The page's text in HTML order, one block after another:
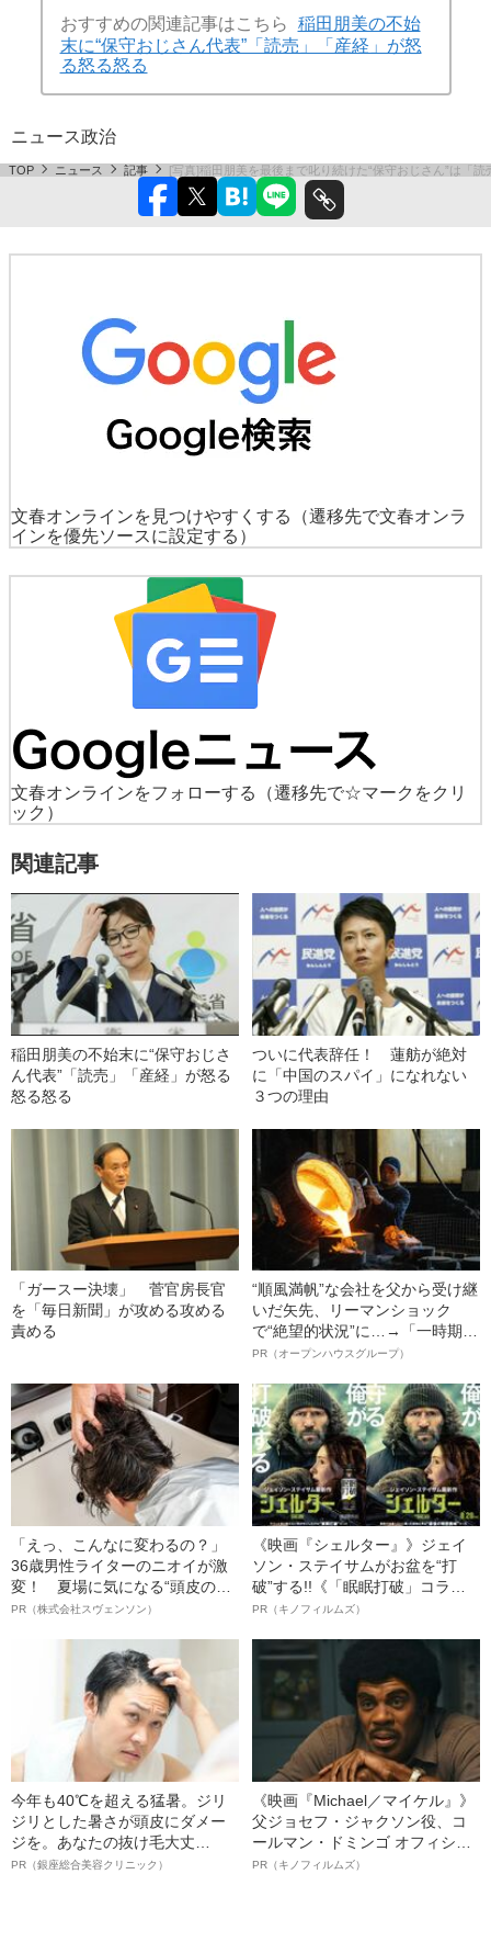
おすすめの関連記事はこちら
稲田朋美の不始
末に“保守おじさん代表”「読売」「産経」が怒
る怒る怒る
ニュース政治
TOP ニュース 記事 [写真]稲田朋美を最後まで叱り続けた“保守おじさん”は「
文春オンラインを見つけやすくする
（遷移先で文春オンラ
インを優先ソースに設定する）
文春オンラインをフォローする
（遷移先で☆マークをクリ
ック）
関連記事
稲田朋美の不始末に“保守おじさ
ん代表”「読売」「産経」が怒る
怒る怒る
ついに代表辞任！ 蓮舫が絶対
に「中国のスパイ」になれない
３つの理由
「ガースー決壊」 菅官房長官
を「毎日新聞」が攻める攻める
責める
“順風満帆”な会社を父から受け継
いだ矢先、リーマンショック
で“絶望的状況”に…→「一時期は
納品3年待ち」のヒット商品を生
明かす、“逆転の戦術”
PR（オープンハウスグループ）
「えっ、こんなに変わるの？」
36歳男性ライターのニオイが激
変！ 夏場に気になる“頭皮のニ
オイ”や“ベタつき”を解消す
ト”が生み出した徹底ケアとは
PR（株式会社スヴェンソン）
《映画『シェルター』》ジェイ
ソン・ステイサムがお盆を“打
破”する!!《「眠眠打破」コラ
ボ》
PR（キノフィルムズ）
今年も40℃を超える猛暑。ジリ
ジリとした暑さが頭皮にダメー
ジを。あなたの抜け毛大丈
夫！？
PR（銀座総合美容クリニック）
《映画『Michael／マイケル』》
父ジョセフ・ジャクソン役、コ
ールマン・ドミンゴ オフィシャ
ルインタビュー“観客を魅了した
PR（キノフィルムズ）